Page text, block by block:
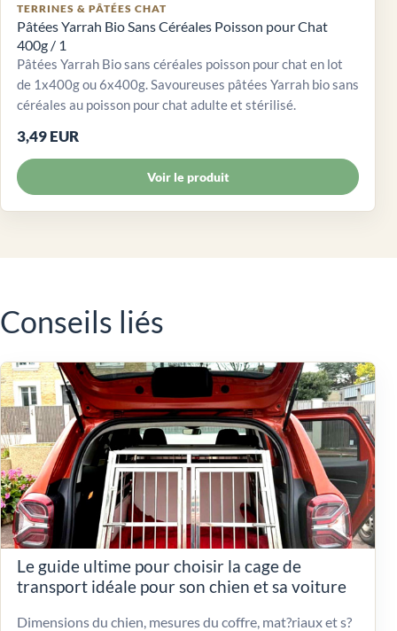
TERRINES & PÂTÉES CHAT
Pâtées Yarrah Bio Sans Céréales Poisson pour Chat
400g / 1
Pâtées Yarrah Bio sans céréales poisson pour chat en lot
de 1x400g ou 6x400g. Savoureuses pâtées Yarrah bio sans
céréales au poisson pour chat adulte et stérilisé.
3,49 EUR
Voir le produit
Conseils liés
Le guide ultime pour choisir la cage de
transport idéale pour son chien et sa voiture
Dimensions du chien, mesures du coffre, mat?riaux et s?